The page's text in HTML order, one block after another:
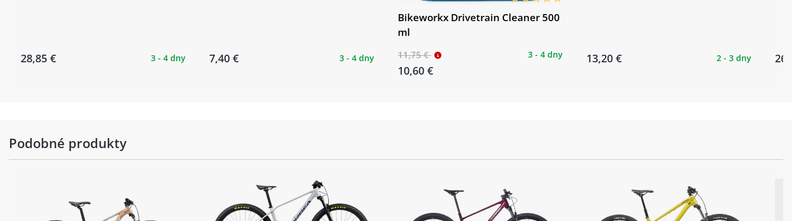
28,85 € 3 - 4 dny 7,40 € 3 - 4 dny
Bikeworkx Drivetrain Cleaner 500
ml
11,75 €
10,60 €
3 - 4 dny 13,20 € 2 - 3 dny
Podobné produkty